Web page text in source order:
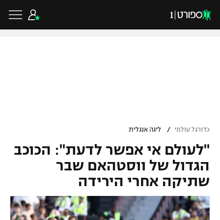
גביע הטוטו
ליגיונרים
גביע המדינה
ליגת האלופות
ליגה אירופית
ליגה אנגלית
כדורסל ישראלי
ליגת ווינר סל
ליגה לאומית
כדורסל עולמי
NBA
כדורגל עולמי / ליגה אנגלית
"לעולם אי אפשר לדעת": הכוכב
הגדול של ווסטהאם שבר
שתיקה אחרי הירידה